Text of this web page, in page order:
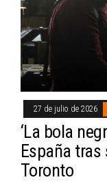
27 de julio de 2026
‘La bola
España tras
Toronto